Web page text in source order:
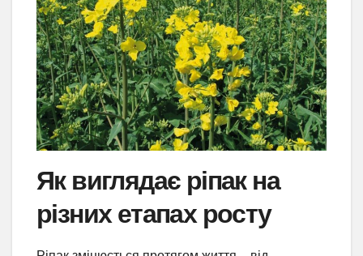
Як виглядає ріпак на
різних етапах росту